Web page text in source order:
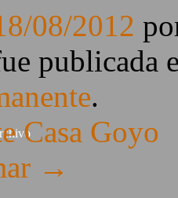
08/2012
publicada
.
Casa Goyo
→